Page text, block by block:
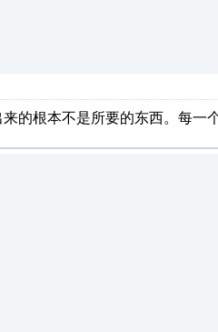
的根本不是所要的东西。每